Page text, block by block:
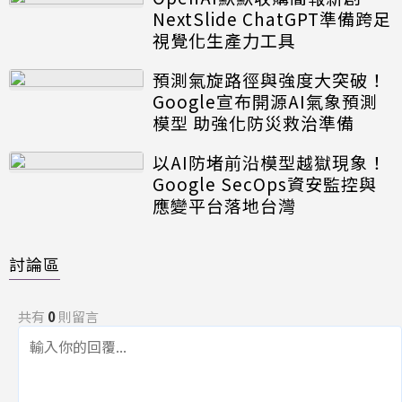
NextSlide ChatGPT準備跨足
視覺化生產力工具
預測氣旋路徑與強度大突破！
Google宣布開源AI氣象預測
模型 助強化防災救治準備
以AI防堵前沿模型越獄現象！
Google SecOps資安監控與
應變平台落地台灣
討論區
共有 0則留言